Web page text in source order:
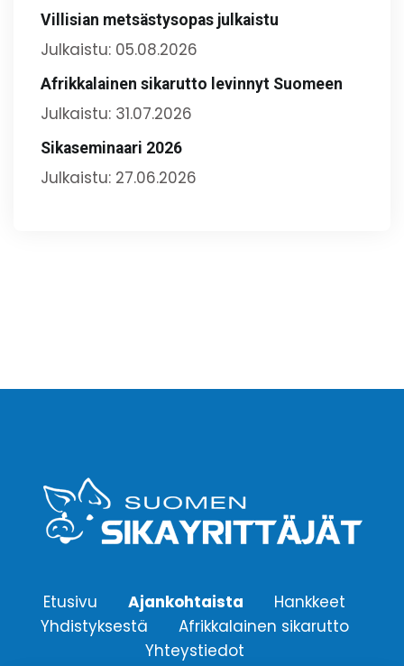
Villisian metsästysopas julkaistu
Julkaistu: 05.08.2026
Afrikkalainen sikarutto levinnyt Suomeen
Julkaistu: 31.07.2026
Sikaseminaari 2026
Julkaistu: 27.06.2026
Etusivu Ajankohtaista
Hankkeet
Yhdistyksestä
Afrikkalainen sikarutto
Yhteystiedot